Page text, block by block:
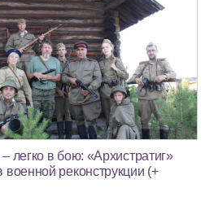
легко в бою: «Архистратиг»
военной реконструкции (+